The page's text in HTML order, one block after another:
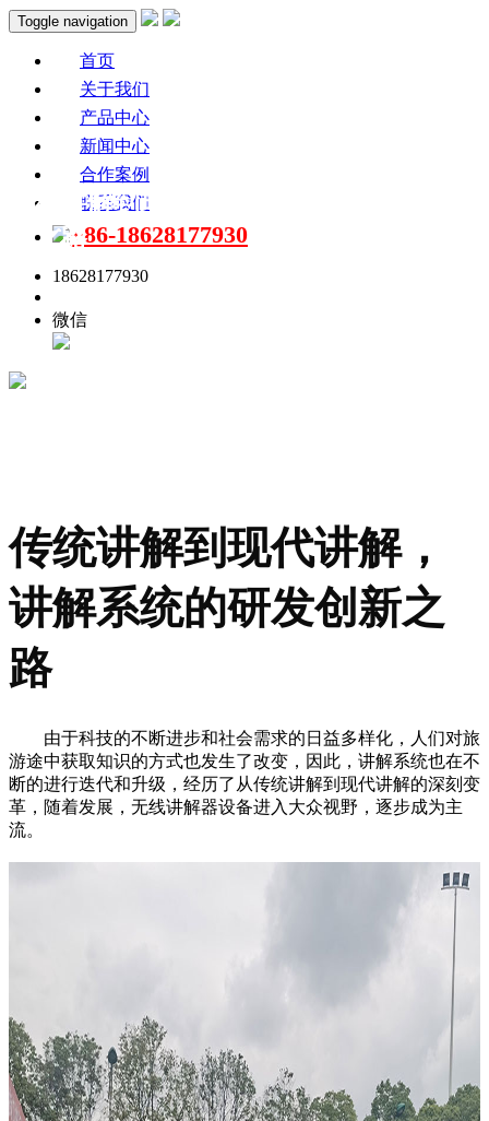
Toggle navigation
首页
关于我们
产品中心
新闻中心
合作案例
联系我们
+86-18628177930
18628177930
微信
传统讲解到现代讲解，讲解系统的研发创
新之路
传统讲解到现代讲解，
讲解系统的研发创新之
路
由于科技的不断进步和社会需求的日益多样化，人们对旅
游途中获取知识的方式也发生了改变，因此，讲解系统也在不
断的进行迭代和升级，经历了从传统讲解到现代讲解的深刻变
革，随着发展，无线讲解器设备进入大众视野，逐步成为主
流。